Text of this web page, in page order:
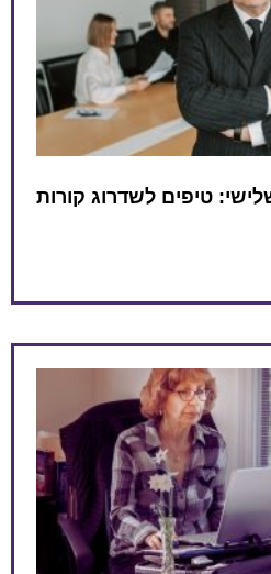
טיפים לשדרוג קורות